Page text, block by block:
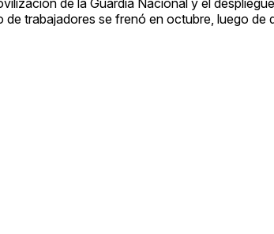
trabajadores se frenó en octubre, luego de